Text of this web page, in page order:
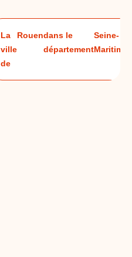
La
ville
de
Rouendans le
département
Seine-
Maritime